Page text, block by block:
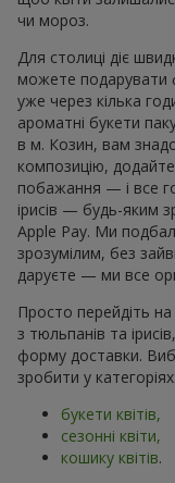
чи мороз.
Для столиці діє
можете подарувати
уже через кілька
ароматні букети
в м. Козин, вам
композицію,
побажання — і все
ірисів — будь-яким
Apple Pay. Ми
зрозумілим, без
даруєте — ми все
Просто перейдіть на
з тюльпанів та
форму доставки.
зробити у категоріях:
букети квітів,
сезонні квіти,
кошику квітів.